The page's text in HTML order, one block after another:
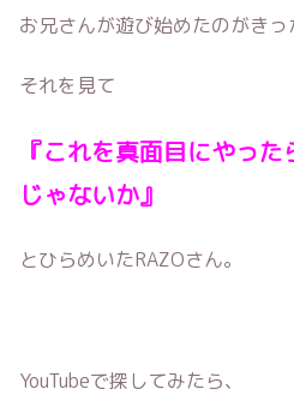
お兄さんが遊び始めたのがきっ
それを見て
『これを真面目にやった
じゃないか』
とひらめいたRAZOさん。
YouTubeで探してみたら、